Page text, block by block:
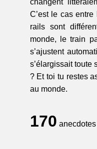
changent
C’est le cas
rails sont
monde, le train
s’ajustent
s’élargissait toute
? Et toi tu restes
au monde.
170